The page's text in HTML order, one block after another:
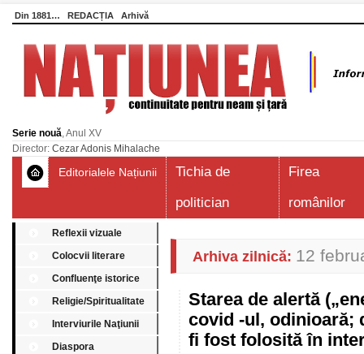
Din 1881… REDACȚIA Arhivă
Serie nouă, Anul XV
Director: Cezar Adonis Mihalache
Editorialele Națiunii
Tichia de
politician
Firea
românilor
Reflexii vizuale
Colocvii literare
Confluenţe istorice
Religie/Spiritualitate
Interviurile Naţiunii
Diaspora
Arhiva zilnică: 12
Starea de alertă
covid -ul, odinioară;
fi fost folosită în